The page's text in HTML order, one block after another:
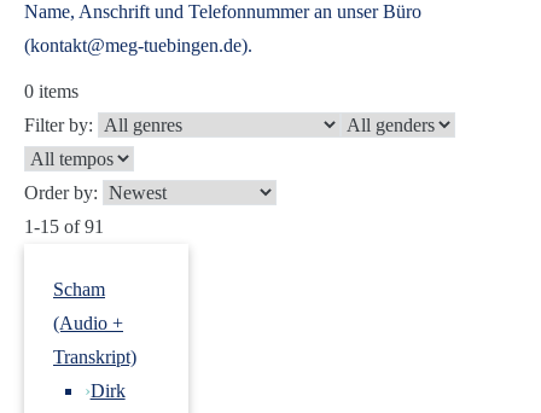
Name, Anschrift und Telefonnummer an unser Büro
(kontakt@meg-tuebingen.de).
0 items
Filter by:
Order by:
1-15 of 91
Scham
(Audio +
Transkript)
›Dirk